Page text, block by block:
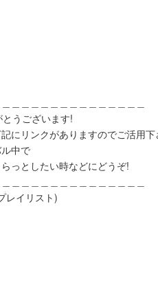
うございます!
にリンクがありますのでご活用
中で
っとしたい時などにどうぞ!
レイリスト)